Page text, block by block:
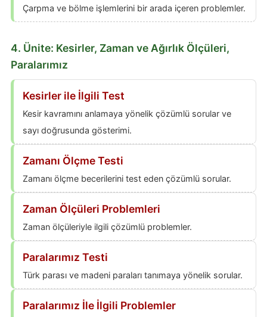
Çarpma ve bölme işlemlerini bir arada içeren problemler.
4. Ünite: Kesirler, Zaman ve Ağırlık Ölçüleri,
Paralarımız
Kesirler ile İlgili Test
Kesir kavramını anlamaya yönelik çözümlü sorular ve
sayı doğrusunda gösterimi.
Zamanı Ölçme Testi
Zamanı ölçme becerilerini test eden çözümlü sorular.
Zaman Ölçüleri Problemleri
Zaman ölçüleriyle ilgili çözümlü problemler.
Paralarımız Testi
Türk parası ve madeni paraları tanımaya yönelik sorular.
Paralarımız İle İlgili Problemler